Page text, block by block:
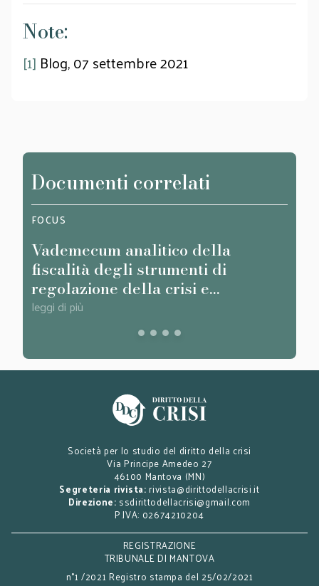
Note:
[1] Blog, 07 settembre 2021
Documenti correlati
FOCUS
Vademecum analitico della
fiscalità degli strumenti di
regolazione della crisi e
dell'insolvenza del CCII
leggi di più
Società per lo studio del diritto della crisi
Via Principe Amedeo 27
46100 Mantova (MN)
Segreteria rivista: rivista@dirittodellacrisi.it
Direzione: ssdirittodellacrisi@gmail.com
P.IVA: 02674210204
REGISTRAZIONE
TRIBUNALE DI MANTOVA
n°1 /2021 Registro stampa del 25/02/2021